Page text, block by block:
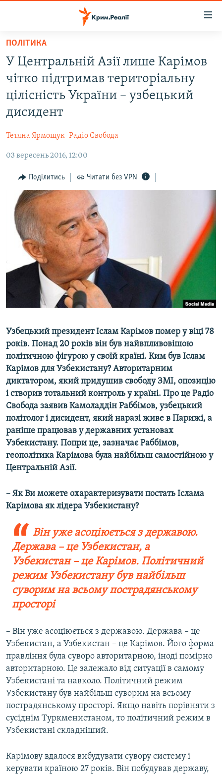
Перейти
основного
матеріалу
Перейти
до
основної
Перейти
до
ВОДА.КРИМ
ВІДЕО ТА ФОТО
ПОГЛЯД
ІНТЕРВ'Ю
ВСЕ ЗА ДЕНЬ
СПЕЦПРОЕКТИ
ДЕПОРТАЦІЯ
ВІДЕОУРОКИ «ELIFBE»
СВІДЧЕННЯ ОКУПАЦІЇ
УКРАЇНСЬКА ПРОБЛЕМА КРИМУ
ІНФОГРАФІКА
ЯК ОБІЙТИ БЛОКУВАННЯ
Русский
Qırımtatar
ДОЛУЧАЙСЯ!
Усі сайти RFE/RL
ПОЛІТИКА
У Центральній Азії лише Карімов
чітко підтримав територіальну
цілісність України – узбецький
дисидент
Тетяна Ярмощук Радіо Свобода
03 вересень 2016, 12:00
Поділитись Читати без VPN
Узбецький президент Іслам Карімов помер у віці 78
років. Понад 20 років він був найвпливовішою
політичною фігурою у своїй країні. Ким був Іслам
Карімов для Узбекистану? Авторитарним
диктатором, який придушив свободу ЗМІ, опозицію
і створив тотальний контроль у країні. Про це Радіо
Свобода заявив Камоладдін Раббімов, узбецький
політолог і дисидент, який наразі живе в Парижі, а
раніше працював у державних установах
Узбекистану. Попри це, зазначає Раббімов,
геополітика Карімова була найбільш самостійною у
Центральній Азії.
– Як Ви можете охарактеризувати постать Іслама
Карімова як лідера Узбекистану?
Він уже асоціюється з державою.
Держава – це Узбекистан, а
Узбекистан – це Карімов. Політичний
режим Узбекистану був найбільш
суворим на всьому пострадянському
просторі
– Він уже асоціюється з державою. Держава – це
Узбекистан, а Узбекистан – це Карімов. Його форма
правління була суворо авторитарною, іноді помірно
авторитарною. Це залежало від ситуації в самому
Узбекистані та навколо. Політичний режим
Узбекистану був найбільш суворим на всьому
пострадянському просторі. Якщо навіть порівняти з
сусіднім Туркменистаном, то політичний режим в
Узбекистані складніший.
Карімову вдалося вибудувати сувору систему і
керувати країною 27 років. Він побудував державу,